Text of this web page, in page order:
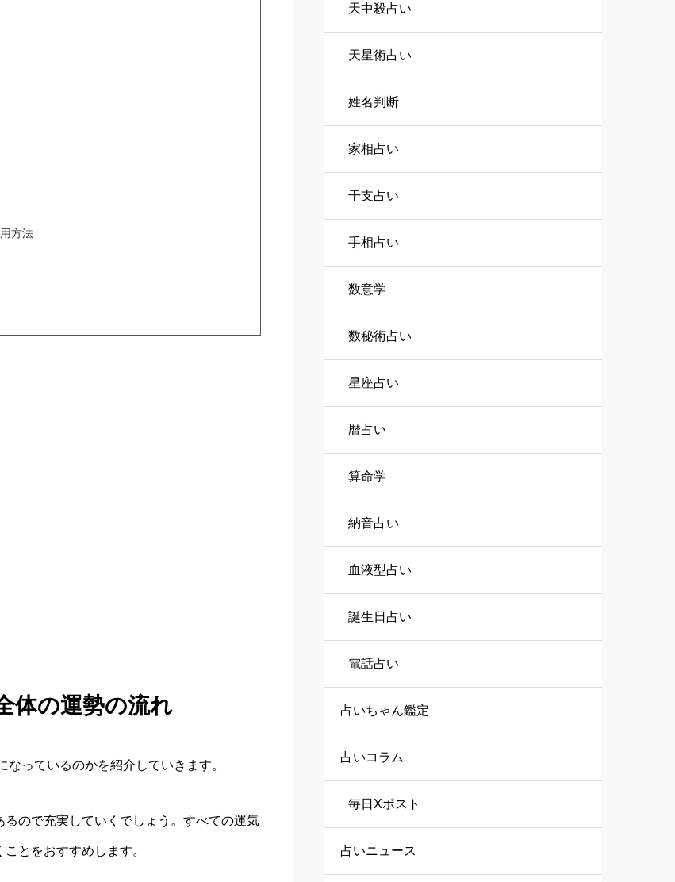
方法
体の運勢の流れ
っているのかを紹介していきます。
るので充実していくでしょう。すべての運気
とをおすすめします。
天中殺占い
天星術占い
姓名判断
家相占い
干支占い
手相占い
数意学
数秘術占い
星座占い
暦占い
算命学
納音占い
血液型占い
誕生日占い
電話占い
占いちゃん鑑定
占いコラム
毎日Xポスト
占いニュース